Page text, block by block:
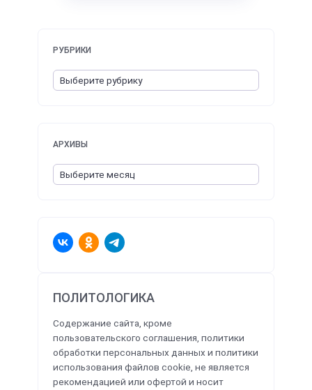
ПОЛИТОЛОГИКА
Содержание сайта, кроме
пользовательского соглашения, политики
обработки персональных данных и политики
использования файлов cookie, не является
рекомендацией или офертой и носит
РУБРИКИ
АРХИВЫ